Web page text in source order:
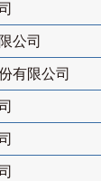
公司
有限公司